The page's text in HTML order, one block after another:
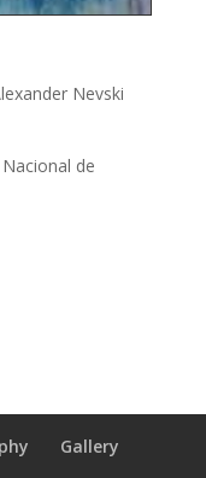
Nevski
de
Gallery